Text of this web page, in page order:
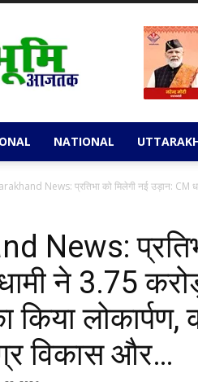
NATIONAL
News: प्रतिभा को मिलेगी नई उड़ान: CM
News:
ने 3.75
किया लोकार्पण,
विकास और…